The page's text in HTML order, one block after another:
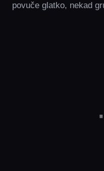
povuče glatko, nekad